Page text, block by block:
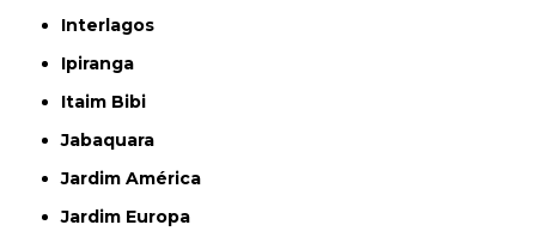
Interlagos
Ipiranga
Itaim Bibi
Jabaquara
Jardim América
Jardim Europa